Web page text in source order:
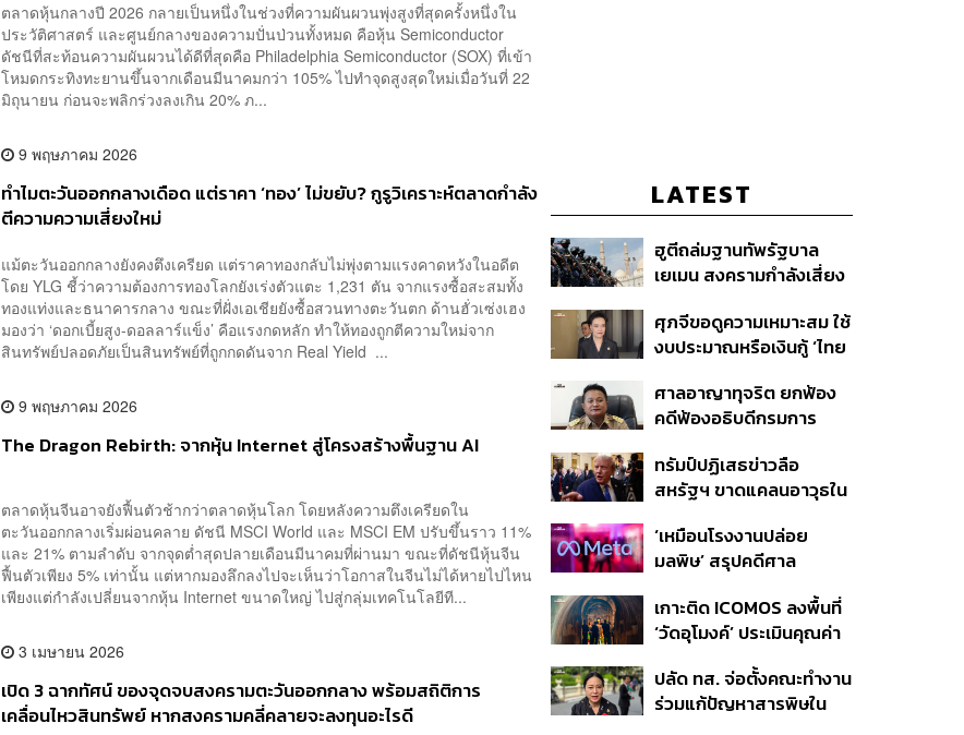
ตลาดหุ้นกลางปี 2026 กลายเป็นหนึ่งในช่วงที่ความผันผวนพุ่งสูงที่สุดครั้งหนึ่งใน
ประวัติศาสตร์ และศูนย์กลางของความปั่นป่วนทั้งหมด คือหุ้น Semiconductor
ดัชนีที่สะท้อนความผันผวนได้ดีที่สุดคือ Philadelphia Semiconductor (SOX) ที่เข้า
โหมดกระทิงทะยานขึ้นจากเดือนมีนาคมกว่า 105% ไปทำจุดสูงสุดใหม่เมื่อวันที่ 22
มิถุนายน ก่อนจะพลิกร่วงลงเกิน 20% ภ...
9 พฤษภาคม 2026
ทำไมตะวันออกกลางเดือด แต่ราคา ‘ทอง’ ไม่ขยับ? กูรูวิเคราะห์ตลาดกำลัง
ตีความความเสี่ยงใหม่
แม้ตะวันออกกลางยังคงตึงเครียด แต่ราคาทองกลับไม่พุ่งตามแรงคาดหวังในอดีต
โดย YLG ชี้ว่าความต้องการทองโลกยังเร่งตัวแตะ 1,231 ตัน จากแรงซื้อสะสมทั้ง
ทองแท่งและธนาคารกลาง ขณะที่ฝั่งเอเชียยังซื้อสวนทางตะวันตก ด้านฮั่วเซ่งเฮง
มองว่า ‘ดอกเบี้ยสูง-ดอลลาร์แข็ง’ คือแรงกดหลัก ทำให้ทองถูกตีความใหม่จาก
สินทรัพย์ปลอดภัยเป็นสินทรัพย์ที่ถูกกดดันจาก Real Yield ...
9 พฤษภาคม 2026
The Dragon Rebirth: จากหุ้น Internet สู่โครงสร้างพื้นฐาน AI
ตลาดหุ้นจีนอาจยังฟื้นตัวช้ากว่าตลาดหุ้นโลก โดยหลังความตึงเครียดใน
ตะวันออกกลางเริ่มผ่อนคลาย ดัชนี MSCI World และ MSCI EM ปรับขึ้นราว 11%
และ 21% ตามลำดับ จากจุดต่ำสุดปลายเดือนมีนาคมที่ผ่านมา ขณะที่ดัชนีหุ้นจีน
ฟื้นตัวเพียง 5% เท่านั้น แต่หากมองลึกลงไปจะเห็นว่าโอกาสในจีนไม่ได้หายไปไหน
เพียงแต่กำลังเปลี่ยนจากหุ้น Internet ขนาดใหญ่ ไปสู่กลุ่มเทคโนโลยีที...
3 เมษายน 2026
เปิด 3 ฉากทัศน์ ของจุดจบสงครามตะวันออกกลาง พร้อมสถิติการ
เคลื่อนไหวสินทรัพย์ หากสงครามคลี่คลายจะลงทุนอะไรดี
LATEST
ฮูตีถล่มฐานทัพรัฐบาล
เยเมน สงครามกำลังเสี่ยง
ศุภจีขอดูความเหมาะสม ใช้
งบประมาณหรือเงินกู้ ‘ไทย
‘ไทยช่วยไทยพลัส เฟส 2’
ไม่จำเป็นต้องออกพร้อมกัน
ศาลอาญาทุจริต ยกฟ้อง
คดีฟ้องอธิบดีกรมการ
จังหวัดภูเก็ต’ ชอบด้วยขั้น
ตอน
ทรัมป์ปฏิเสธข่าวลือ
สหรัฐฯ ขาดแคลนอาวุธใน
เผยกำลังล่าตัวคนปล่อย
ข่าว
‘เหมือนโรงงานปล่อย
มลพิษ’ สรุปคดีศาล
กระทบสุขภาพจิตเด็ก คุม
เข้ม AI Chatbot
เกาะติด ICOMOS ลงพื้นที่
‘วัดอุโมงค์’ ประเมินคุณค่า
มรดกโลกปี 2570
ปลัด ทส. จ่อตั้งคณะทำงาน
ร่วมแก้ปัญหาสารพิษใน